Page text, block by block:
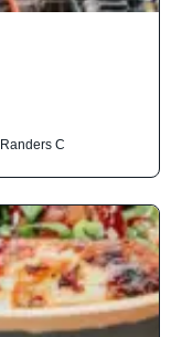
Randers C